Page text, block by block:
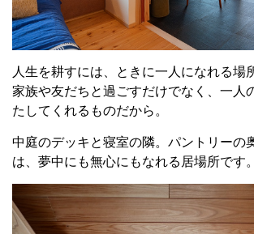
人生を耕すには、ときに一人になれる場
家族や友だちと過ごすだけでなく、一人
たしてくれるものだから。
中庭のデッキと寝室の隣。パントリーの
は、夢中にも無心にもなれる居場所です。